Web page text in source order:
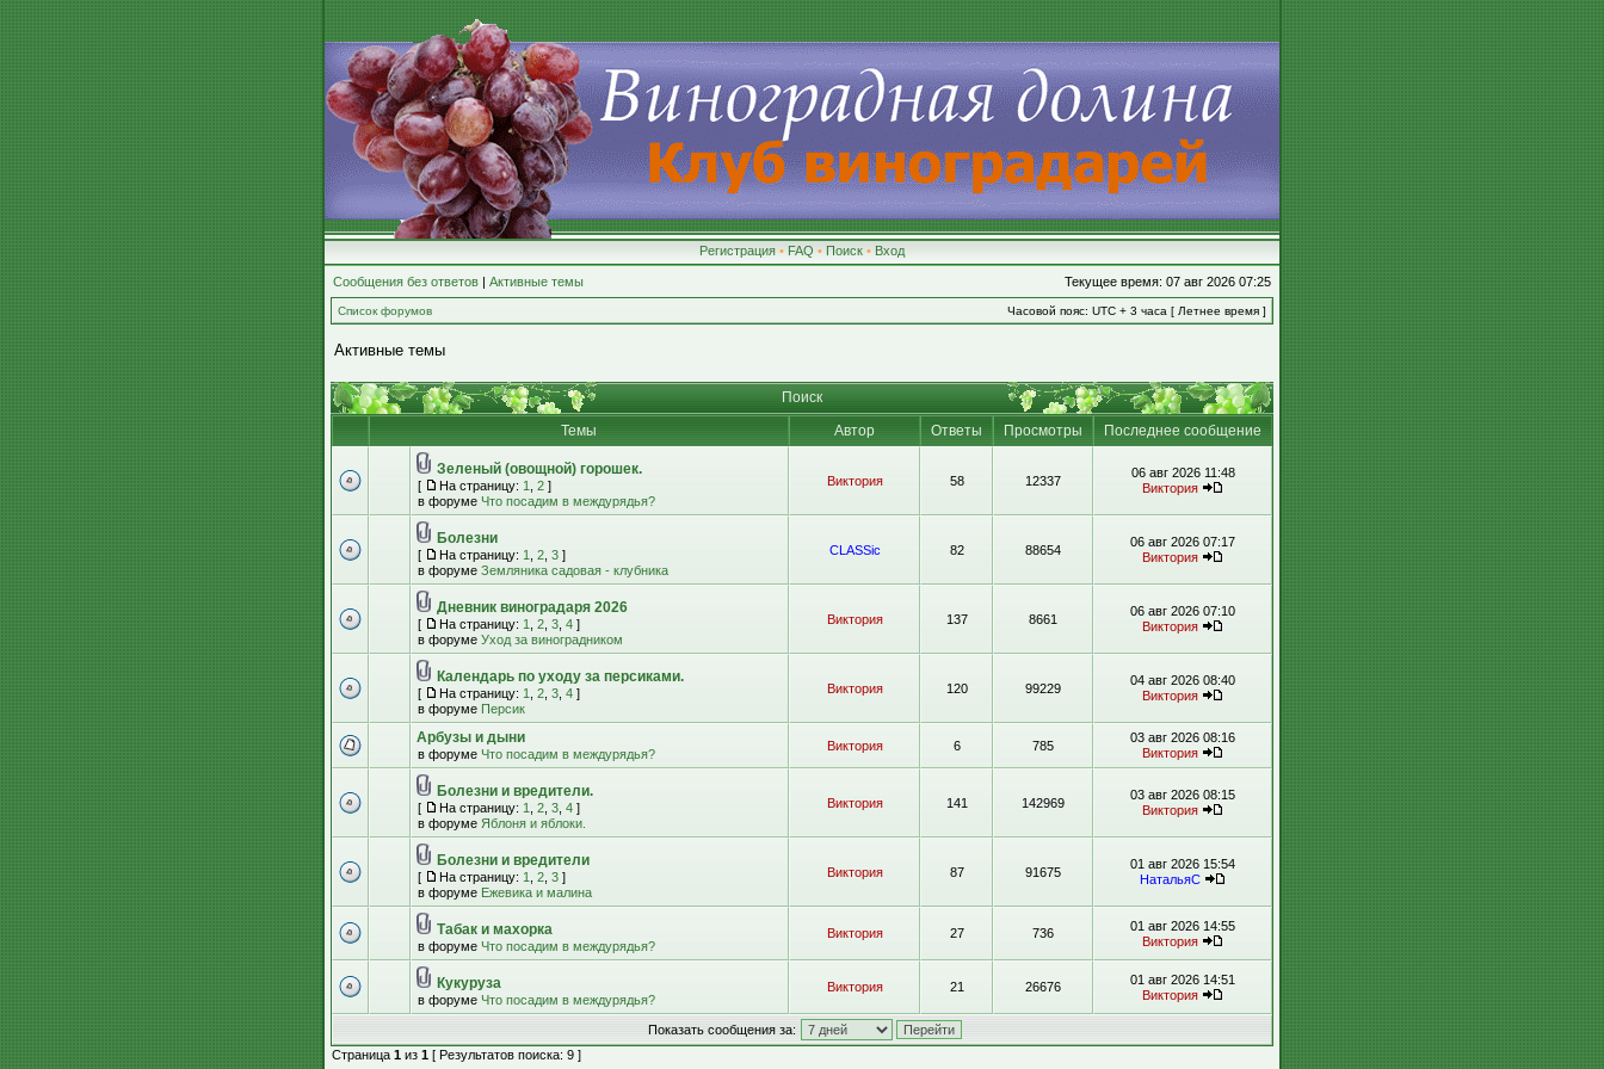
Регистрация • FAQ • Поиск • Вход
Сообщения без ответов | Активные темы Текущее время: 07 авг 2026 07:25
Список форумов Часовой пояс: UTC + 3 часа [ Летнее время ]
Активные темы
Поиск
Темы
Автор Ответы Просмотры Последнее сообщение
Зеленый (овощной) горошек.
[ На страницу: 1 2 ]
в форуме Что посадим в междурядья?
Виктория 58 12337
06 авг 2026 11:48
Виктория
Болезни
[ На страницу: 1 2 3 ]
в форуме Земляника садовая - клубника
CLASSic 82 88654
06 авг 2026 07:17
Виктория
Дневник виноградаря 2026
[ На страницу: 1 2 3 4 ]
в форуме Уход за виноградником
Виктория 137 8661
06 авг 2026 07:10
Виктория
Календарь по уходу за персиками.
[ На страницу: 1 2 3 4 ]
в форуме Персик
Виктория 120 99229
04 авг 2026 08:40
Виктория
Арбузы и дыни
в форуме Что посадим в междурядья?
Виктория 6 785
03 авг 2026 08:16
Виктория
Болезни и вредители.
[ На страницу: 1 2 3 4 ]
в форуме Яблоня и яблоки.
Виктория 141 142969
03 авг 2026 08:15
Виктория
Болезни и вредители
[ На страницу: 1 2 3 ]
в форуме Ежевика и малина
Виктория 87 91675
01 авг 2026 15:54
НатальяС
Табак и махорка
в форуме Что посадим в междурядья?
Виктория 27 736
01 авг 2026 14:55
Виктория
Кукуруза
в форуме Что посадим в междурядья?
Виктория 21 26676
01 авг 2026 14:51
Виктория
Показать сообщения за:
Страница 1 из 1 [ Результатов поиска: 9 ]